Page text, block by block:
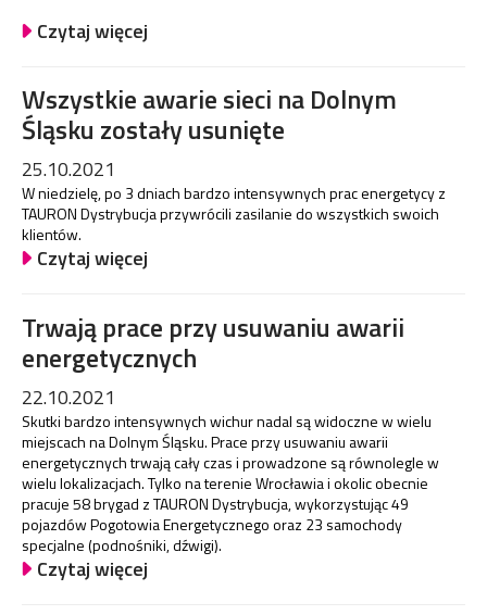
Czytaj więcej
Wszystkie awarie sieci na Dolnym
Śląsku zostały usunięte
25.10.2021
W niedzielę, po 3 dniach bardzo intensywnych prac energetycy z
TAURON Dystrybucja przywrócili zasilanie do wszystkich swoich
klientów.
Czytaj więcej
Trwają prace przy usuwaniu awarii
energetycznych
22.10.2021
Skutki bardzo intensywnych wichur nadal są widoczne w wielu
miejscach na Dolnym Śląsku. Prace przy usuwaniu awarii
energetycznych trwają cały czas i prowadzone są równolegle w
wielu lokalizacjach. Tylko na terenie Wrocławia i okolic obecnie
pracuje 58 brygad z TAURON Dystrybucja, wykorzystując 49
pojazdów Pogotowia Energetycznego oraz 23 samochody
specjalne (podnośniki, dźwigi).
Czytaj więcej